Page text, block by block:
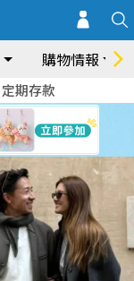
購物情報
定期存款